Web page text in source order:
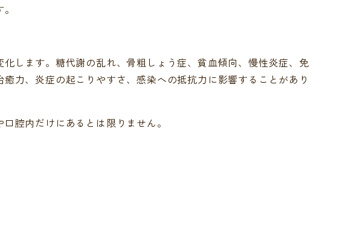
します。糖代謝の乱れ、骨粗しょう症、貧血傾向、慢性炎症、免
力、炎症の起こりやすさ、感染への抵抗力に影響することがあり
腔内だけにあるとは限りません。